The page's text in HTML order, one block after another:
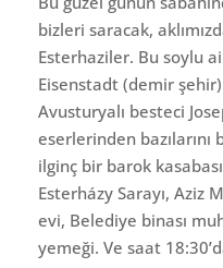
bizleri saracak,
Esterhaziler. Bu soylu
Eisenstadt (demir
Avusturyalı besteci
eserlerinden bazılarını
ilginç bir barok
Esterházy Sarayı, Aziz
evi, Belediye binası
yemeği. Ve saat